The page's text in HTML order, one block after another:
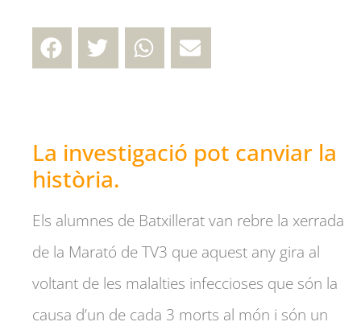
La investigació pot canviar la
història.
Els alumnes de Batxillerat van rebre la xerrada
de la Marató de TV3 que aquest any gira al
voltant de les malalties infeccioses que són la
causa d’un de cada 3 morts al món i són un